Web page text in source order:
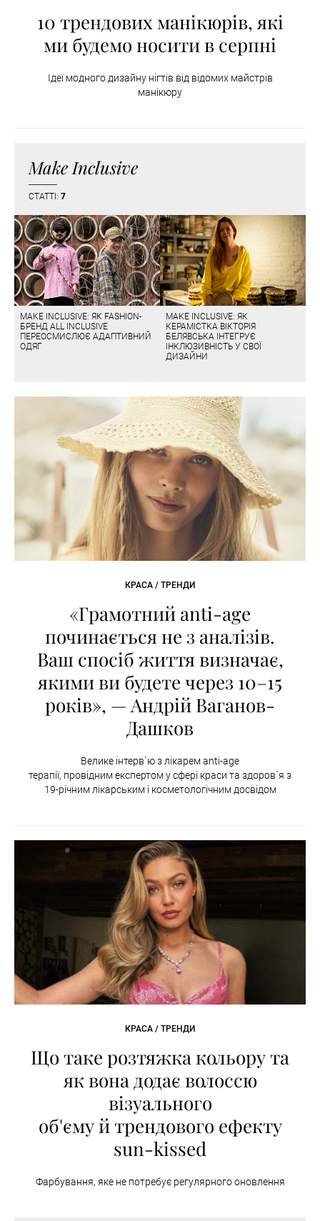
10 трендових манікюрів, які
ми будемо носити в серпні
Ідеї модного дизайну нігтів від відомих майстрів
манікюру
Make Inclusive
СТАТТІ: 7
MAKE INCLUSIVE: ЯК FASHION-
БРЕНД ALL INCLUSIVE
ПЕРЕОСМИСЛЮЄ АДАПТИВНИЙ
ОДЯГ
MAKE INCLUSIVE: ЯК
КЕРАМІСТКА ВІКТОРІЯ
БЕЛЯВСЬКА ІНТЕГРУЄ
ІНКЛЮЗИВНІСТЬ У СВОЇ
ДИЗАЙНИ
КРАСА / ТРЕНДИ
«Грамотний anti-age
починається не з аналізів.
Ваш спосіб життя визначає,
якими ви будете через 10–15
років», — Андрій Ваганов-
Дашков
Велике інтерв`ю з лікарем anti-age
терапії, провідним експертом у сфері краси та здоров`я з
19-річним лікарським і косметологічним досвідом
КРАСА / ТРЕНДИ
Що таке розтяжка кольору та
як вона додає волоссю
візуального
об'єму й трендового ефекту
sun-kissed
Фарбування, яке не потребує регулярного оновлення